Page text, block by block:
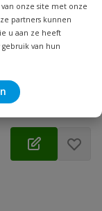
onze site met onze
partners kunnen
u aan ze heeft
van hun
5 meter,